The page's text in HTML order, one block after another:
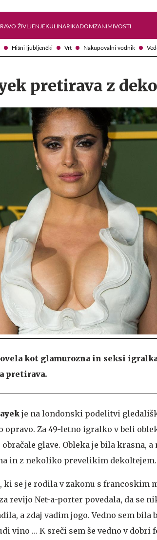
Hišni ljubljenčki Vrt Nakupovalni vodnik
ŽIVLJENJEKULINARIKADOMZANIMIVOSTI
pretirava z
kot glamurozna in seksi
pretirava.
je na londonski podelitvi
opravo. Za 49-letno igralko v beli
glave. Obleka je bila krasna,
in z nekoliko prevelikim dekoltejem.
ki se je rodila v zakonu s francoskim
revijo Net-a-porter povedala, da se
a zdaj vadim jogo. Vedno sem bila
vino … K sreči sem še vedno v dobri